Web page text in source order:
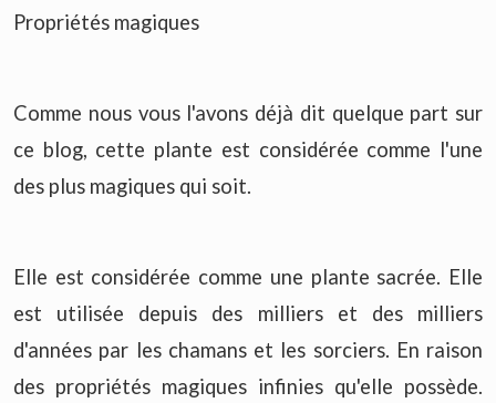
Propriétés magiques
Comme nous vous l'avons déjà dit quelque part sur
ce blog, cette plante est considérée comme l'une
des plus magiques qui soit.
Elle est considérée comme une plante sacrée. Elle
est utilisée depuis des milliers et des milliers
d'années par les chamans et les sorciers. En raison
des propriétés magiques infinies qu'elle possède.